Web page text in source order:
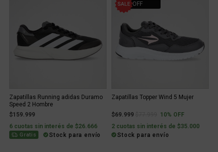
Zapatillas Running adidas Duramo
Speed 2 Hombre
$159.999
6 cuotas sin interés de $26.666
Gratis Stock para envío
10% OFF
Zapatillas Topper Wind 5 Mujer
$69.999 Price reduced from
to10% OFF
2 cuotas sin interés de $35.000
Stock para envío